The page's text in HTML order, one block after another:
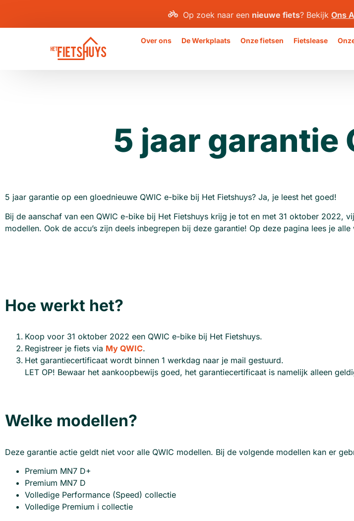
Op zoek naar een nieuwe fiets? Bekijk Ons
Over ons De Werkplaats Onze fietsen Fietslease
5 jaar garantie
5 jaar garantie op een gloednieuwe QWIC e-bike bij Het Fietshuys? Ja, je leest het goed!
Bij de aanschaf van een QWIC e-bike bij Het Fietshuys krijg je tot en met 31 oktober 2022,
modellen. Ook de accu’s zijn deels inbegrepen bij deze garantie! Op deze pagina lees je
Hoe werkt het?
Koop voor 31 oktober 2022 een QWIC e-bike bij Het Fietshuys.
Registreer je fiets via My QWIC.
Het garantiecertificaat wordt binnen 1 werkdag naar je mail gestuurd.
LET OP! Bewaar het aankoopbewijs goed, het garantiecertificaat is namelijk alleen
Welke modellen?
Deze garantie actie geldt niet voor alle QWIC modellen. Bij de volgende modellen kan er
Premium MN7 D+
Premium MN7 D
Volledige Performance (Speed) collectie
Volledige Premium i collectie